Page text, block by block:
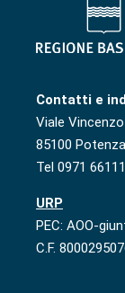
Contatti e
Viale
85100
Tel 0971
URP
PEC: AOO-
C.F.